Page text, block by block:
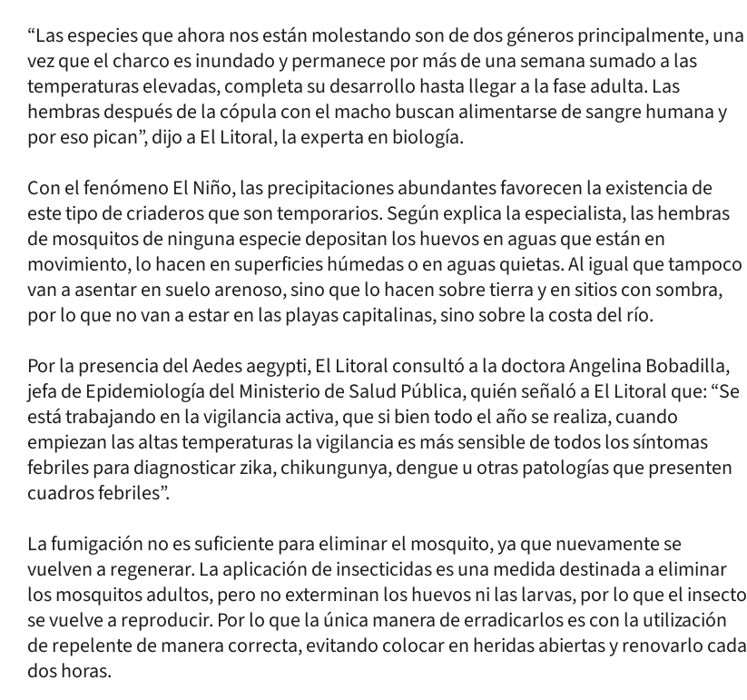
“Las especies que ahora nos están molestando son de dos géneros principalmente, una
vez que el charco es inundado y permanece por más de una semana sumado a las
temperaturas elevadas, completa su desarrollo hasta llegar a la fase adulta. Las
hembras después de la cópula con el macho buscan alimentarse de sangre humana y
por eso pican”, dijo a El Litoral, la experta en biología.
Con el fenómeno El Niño, las precipitaciones abundantes favorecen la existencia de
este tipo de criaderos que son temporarios. Según explica la especialista, las hembras
de mosquitos de ninguna especie depositan los huevos en aguas que están en
movimiento, lo hacen en superficies húmedas o en aguas quietas. Al igual que tampoco
van a asentar en suelo arenoso, sino que lo hacen sobre tierra y en sitios con sombra,
por lo que no van a estar en las playas capitalinas, sino sobre la costa del río.
Por la presencia del Aedes aegypti, El Litoral consultó a la doctora Angelina Bobadilla,
jefa de Epidemiología del Ministerio de Salud Pública, quién señaló a El Litoral que: “Se
está trabajando en la vigilancia activa, que si bien todo el año se realiza, cuando
empiezan las altas temperaturas la vigilancia es más sensible de todos los síntomas
febriles para diagnosticar zika, chikungunya, dengue u otras patologías que presenten
cuadros febriles”.
La fumigación no es suficiente para eliminar el mosquito, ya que nuevamente se
vuelven a regenerar. La aplicación de insecticidas es una medida destinada a eliminar
los mosquitos adultos, pero no exterminan los huevos ni las larvas, por lo que el insecto
se vuelve a reproducir. Por lo que la única manera de erradicarlos es con la utilización
de repelente de manera correcta, evitando colocar en heridas abiertas y renovarlo cada
dos horas.